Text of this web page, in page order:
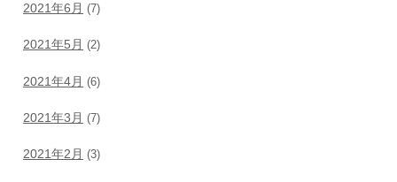
2021年6月 (7)
2021年5月 (2)
2021年4月 (6)
2021年3月 (7)
2021年2月 (3)